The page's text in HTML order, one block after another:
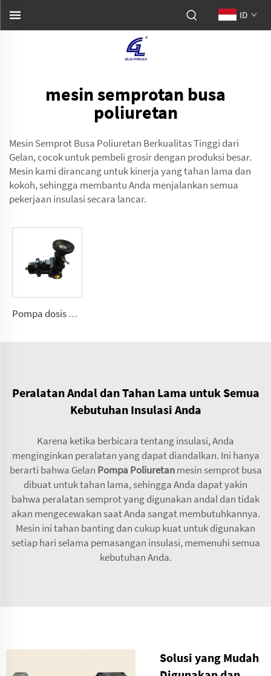
ID
mesin semprotan busa
poliuretan
Mesin Semprot Busa Poliuretan Berkualitas Tinggi dari
Gelan, cocok untuk pembeli grosir dengan produksi besar.
Mesin kami dirancang untuk kinerja yang tahan lama dan
kokoh, sehingga membantu Anda menjalankan semua
pekerjaan insulasi secara lancar.
Pompa dosis poliuretan A7VK untuk mesin busa Ukuran 12, 28
Peralatan Andal dan Tahan Lama untuk Semua
Kebutuhan Insulasi Anda
Karena ketika berbicara tentang insulasi, Anda
menginginkan peralatan yang dapat diandalkan. Ini hanya
berarti bahwa Gelan Pompa Poliuretanmesin semprot busa
dibuat untuk tahan lama, sehingga Anda dapat yakin
bahwa peralatan semprot yang digunakan andal dan tidak
akan mengecewakan saat Anda sangat membutuhkannya.
Mesin ini tahan banting dan cukup kuat untuk digunakan
setiap hari selama pemasangan insulasi, memenuhi semua
kebutuhan Anda.
Solusi yang Mudah